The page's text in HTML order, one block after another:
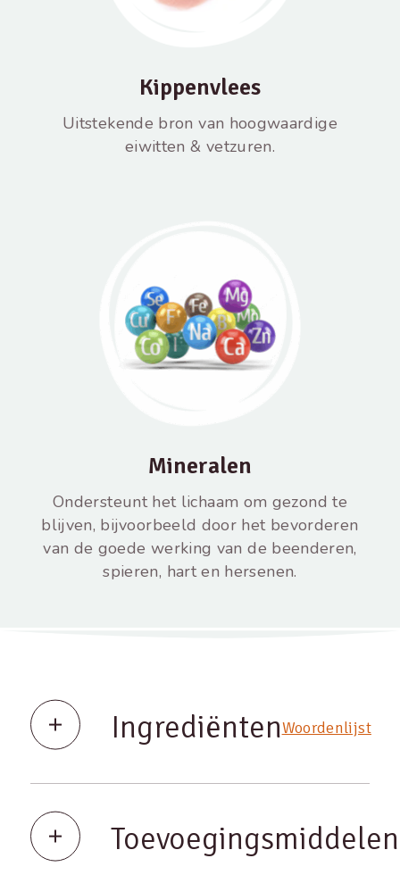
Kippenvlees
Uitstekende bron van hoogwaardige
eiwitten & vetzuren.
Mineralen
Ondersteunt het lichaam om gezond te
blijven, bijvoorbeeld door het bevorderen
van de goede werking van de beenderen,
spieren, hart en hersenen.
IngrediëntenWoordenlijst
Toevoegingsmiddelen